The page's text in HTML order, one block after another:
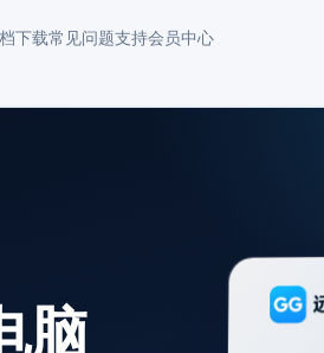
下载常见问题支持会员中心
脑